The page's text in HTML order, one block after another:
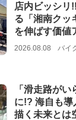
店内ビッシ
る「湘南クッ
を伸ばす価値
2026.08.08 バイ
「滑走路が
に!? 海自も導
描く未来とは